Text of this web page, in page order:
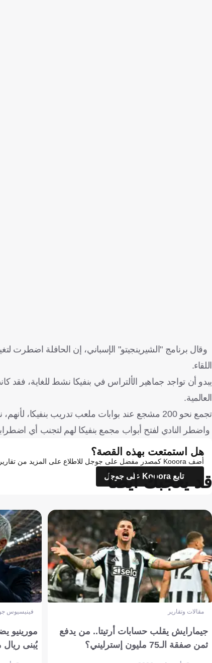
وقال برنامج "الشيرينجيتو" الإسباني، إن الحافلة اضطرت
اللقاء.
يبدو أن تواجد جماهير الألتراس في بنفيكا نشط للغاية،
العالمية.
تجمع نحو 200 مشجع عند بوابات ملعب تدريب بنفيكا، لأنهم، نظراً لأداء الفريق المتواضع، أرادوا التحدث مع المدرب جوزيه مورينيو.
واضطر النادي لفتح أبواب مجمع بنفيكا لهم لتجنب أي
هل استمتعت بهذه القصة؟
أضف Kooora كمصدر مفضل على جوجل للاطلاع على المزيد من تقاريرنا
تابع Kooora على جوجل
قد يعجبك أيضاً
مقالات وتقارير
جيمارايش يقلب حسابات أرتيتا.. من يدفع
ثمن صفقة الـ75 مليون إسترليني؟
فينيسيوس
مورينيو
يُبنى ريال